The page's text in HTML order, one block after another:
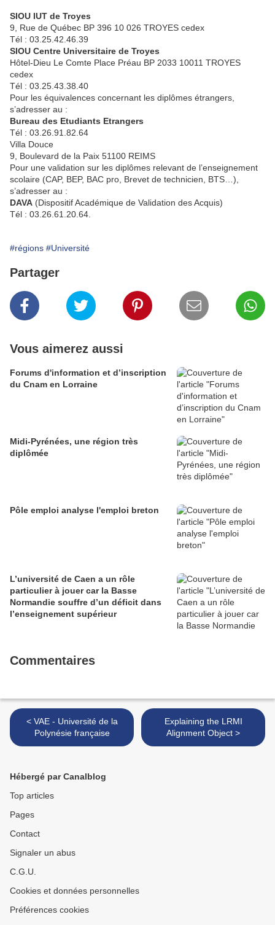
SIOU IUT de Troyes
9, Rue de Québec BP 396 10 026 TROYES cedex
Tél : 03.25.42.46.39
SIOU Centre Universitaire de Troyes
Hôtel-Dieu Le Comte Place Préau BP 2033 10011 TROYES
cedex
Tél : 03.25.43.38.40
Pour les équivalences concernant les diplômes étrangers,
s’adresser au :
Bureau des Etudiants Etrangers
Tél : 03.26.91.82.64
Villa Douce
9, Boulevard de la Paix 51100 REIMS
Pour une validation sur les diplômes relevant de l’enseignement
scolaire (CAP, BEP, BAC pro, Brevet de technicien, BTS…),
s’adresser au :
DAVA (Dispositif Académique de Validation des Acquis)
Tél : 03.26.61.20.64.
#régions #Université
Partager
Vous aimerez aussi
Forums d'information et d’inscription
du Cnam en Lorraine
Midi-Pyrénées, une région très
diplômée
Pôle emploi analyse l'emploi breton
L’université de Caen a un rôle
particulier à jouer car la Basse
Normandie souffre d’un déficit dans
l’enseignement supérieur
Commentaires
< VAE - Université de la
Polynésie française
Explaining the LRMI
Alignment Object >
Hébergé par Canalblog
Top articles
Pages
Contact
Signaler un abus
C.G.U.
Cookies et données personnelles
Préférences cookies